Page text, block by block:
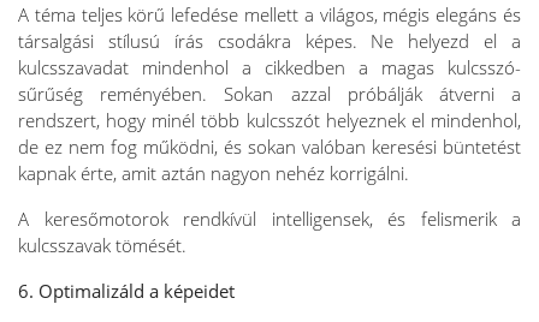
A téma teljes körű lefedése mellett a világos, mégis elegáns és
társalgási stílusú írás csodákra képes. Ne helyezd el a
kulcsszavadat mindenhol a cikkedben a magas kulcsszó-
sűrűség reményében. Sokan azzal próbálják átverni a
rendszert, hogy minél több kulcsszót helyeznek el mindenhol,
de ez nem fog működni, és sokan valóban keresési büntetést
kapnak érte, amit aztán nagyon nehéz korrigálni.
A keresőmotorok rendkívül intelligensek, és felismerik a
kulcsszavak tömését.
6. Optimalizáld a képeidet